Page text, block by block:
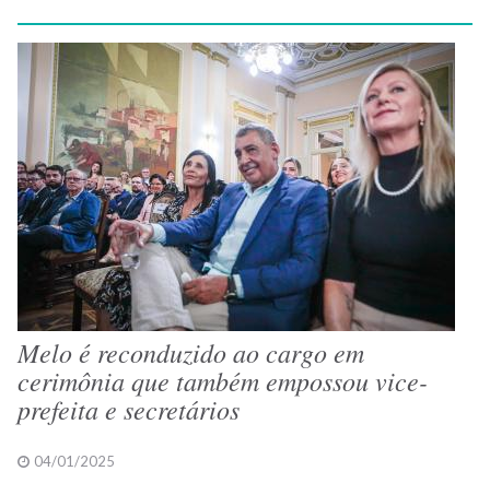
Melo é reconduzido ao cargo em
cerimônia que também empossou vice-
prefeita e secretários
04/01/2025